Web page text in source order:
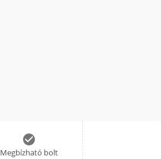

Megbízható bolt